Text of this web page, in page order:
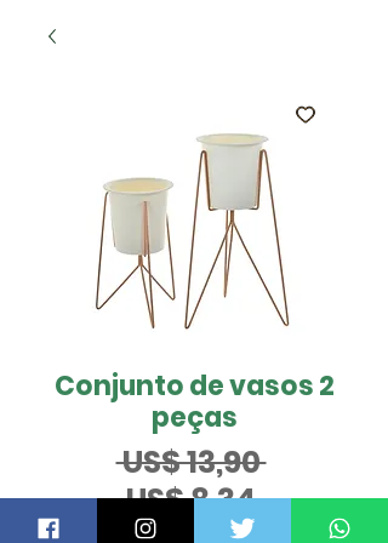
Conjunto de vasos 2
peças
US$ 13,90 Preço
normal
US$ 8,34Preço